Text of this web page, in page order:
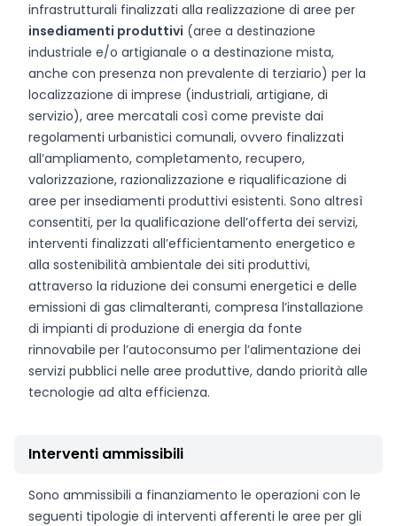
infrastrutturali finalizzati alla realizzazione di aree per
insediamenti produttivi (aree a destinazione
industriale e/o artigianale o a destinazione mista,
anche con presenza non prevalente di terziario) per la
localizzazione di imprese (industriali, artigiane, di
servizio), aree mercatali così come previste dai
regolamenti urbanistici comunali, ovvero finalizzati
all’ampliamento, completamento, recupero,
valorizzazione, razionalizzazione e riqualificazione di
aree per insediamenti produttivi esistenti. Sono altresì
consentiti, per la qualificazione dell’offerta dei servizi,
interventi finalizzati all’efficientamento energetico e
alla sostenibilità ambientale dei siti produttivi,
attraverso la riduzione dei consumi energetici e delle
emissioni di gas climalteranti, compresa l’installazione
di impianti di produzione di energia da fonte
rinnovabile per l’autoconsumo per l’alimentazione dei
servizi pubblici nelle aree produttive, dando priorità alle
tecnologie ad alta efficienza.
Interventi ammissibili
Sono ammissibili a finanziamento le operazioni con le
seguenti tipologie di interventi afferenti le aree per gli